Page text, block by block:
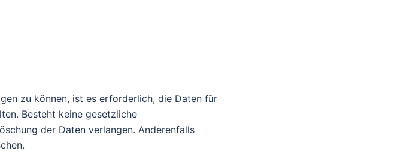
zu können, ist es erforderlich, die Daten für
Besteht keine gesetzliche
der Daten verlangen. Anderenfalls